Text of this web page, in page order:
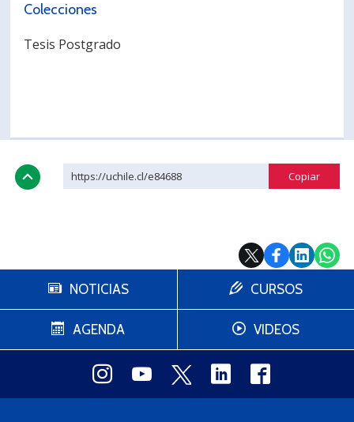
Colecciones
Tesis Postgrado
https://uchile.cl/e84688
NOTICIAS
AGENDA
CURSOS
VIDEOS